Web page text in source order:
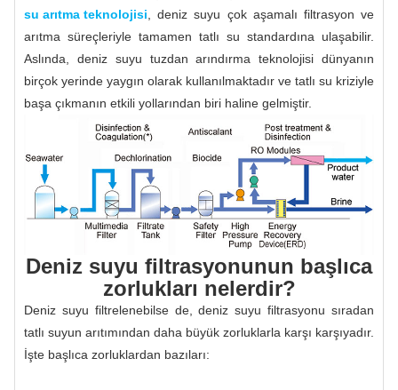
su arıtma teknolojisi , deniz suyu çok aşamalı filtrasyon ve
arıtma süreçleriyle tamamen tatlı su standardına ulaşabilir.
Aslında, deniz suyu tuzdan arındırma teknolojisi dünyanın
birçok yerinde yaygın olarak kullanılmaktadır ve tatlı su kriziyle
başa çıkmanın etkili yollarından biri haline gelmiştir.
Deniz suyu filtrasyonunun başlıca
zorlukları nelerdir?
Deniz suyu filtrelenebilse de, deniz suyu filtrasyonu sıradan
tatlı suyun arıtımından daha büyük zorluklarla karşı karşıyadır.
İşte başlıca zorluklardan bazıları: